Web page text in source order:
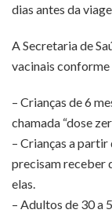
dias antes da
A Secretaria de
vacinais
– Crianças de 6
chamada “dose
– Crianças a partir
precisam receber
elas.
– Adultos de 30 a